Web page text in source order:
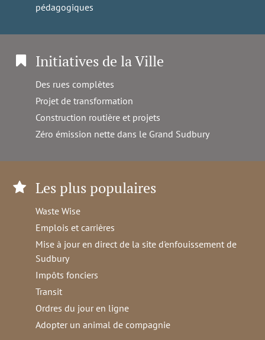
pédagogiques
Initiatives de la Ville
Des rues complètes
Projet de transformation
Construction routière et projets
Zéro émission nette dans le Grand Sudbury
Les plus populaires
Waste Wise
Emplois et carrières
Mise à jour en direct de la site d'enfouissement de
Sudbury
Impôts fonciers
Transit
Ordres du jour en ligne
Adopter un animal de compagnie